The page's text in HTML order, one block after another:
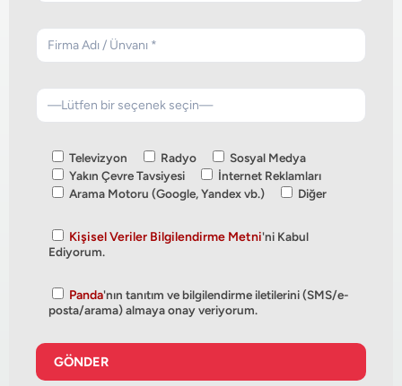
Televizyon Radyo
Sosyal Medya
Yakın Çevre Tavsiyesi
İnternet Reklamları
Arama Motoru (Google, Yandex vb.)
Diğer
Kişisel Veriler Bilgilendirme Metni'ni Kabul
Ediyorum.
Panda'nın tanıtım ve bilgilendirme iletilerini (SMS/e-
posta/arama) almaya onay veriyorum.